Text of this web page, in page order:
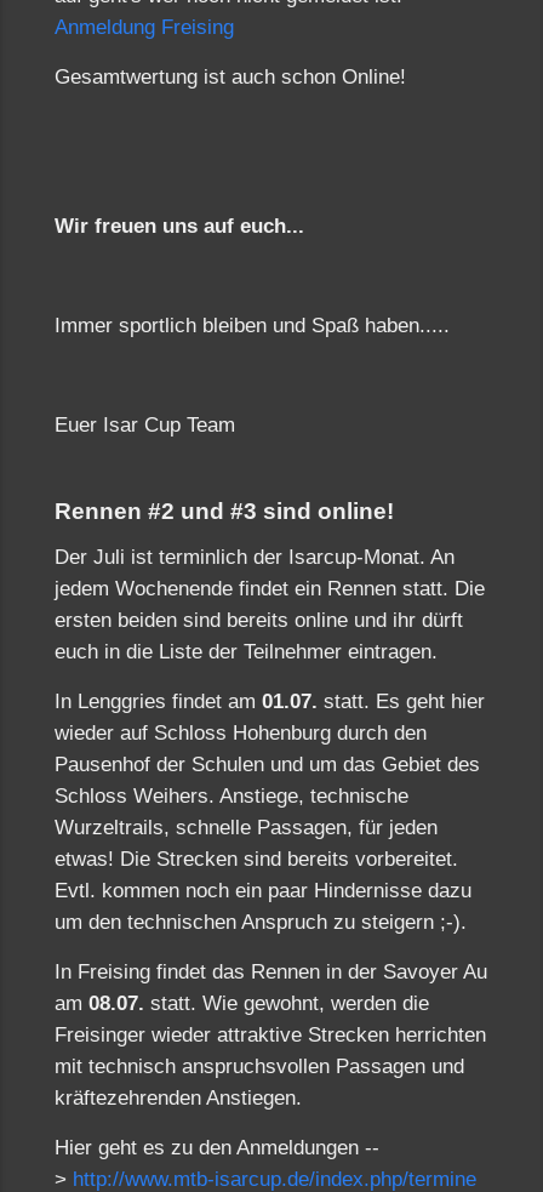
Anmeldung Freising
Gesamtwertung ist auch schon Online!
Wir freuen uns auf euch...
Immer sportlich bleiben und Spaß haben.....
Euer Isar Cup Team
Rennen #2 und #3 sind online!
Der Juli ist terminlich der Isarcup-Monat. An
jedem Wochenende findet ein Rennen statt. Die
ersten beiden sind bereits online und ihr dürft
euch in die Liste der Teilnehmer eintragen.
In Lenggries findet am 01.07. statt. Es geht hier
wieder auf Schloss Hohenburg durch den
Pausenhof der Schulen und um das Gebiet des
Schloss Weihers. Anstiege, technische
Wurzeltrails, schnelle Passagen, für jeden
etwas! Die Strecken sind bereits vorbereitet.
Evtl. kommen noch ein paar Hindernisse dazu
um den technischen Anspruch zu steigern ;-).
In Freising findet das Rennen in der Savoyer Au
am 08.07. statt. Wie gewohnt, werden die
Freisinger wieder attraktive Strecken herrichten
mit technisch anspruchsvollen Passagen und
kräftezehrenden Anstiegen.
Hier geht es zu den Anmeldungen --
> http://www.mtb-isarcup.de/index.php/termine